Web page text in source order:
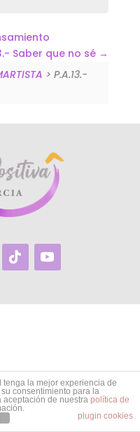
Saber que no sé
> P.A.13.-
tenga la mejor experiencia de
consentimiento para la
aceptación de nuestra política de
plugin cookies